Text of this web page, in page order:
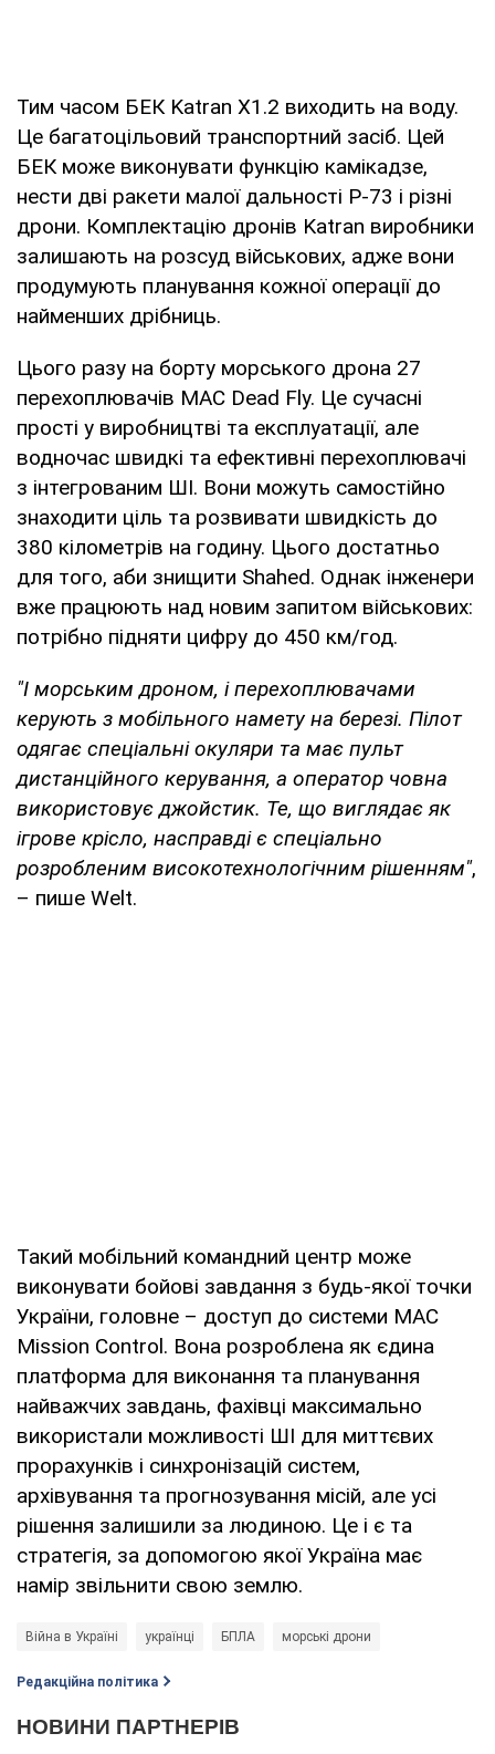
Тим часом БЕК Katran X1.2 виходить на воду.
Це багатоцільовий транспортний засіб. Цей
БЕК може виконувати функцію камікадзе,
нести дві ракети малої дальності Р-73 і різні
дрони. Комплектацію дронів Katran виробники
залишають на розсуд військових, адже вони
продумують планування кожної операції до
найменших дрібниць.
Цього разу на борту морського дрона 27
перехоплювачів MAC Dead Fly. Це сучасні
прості у виробництві та експлуатації, але
водночас швидкі та ефективні перехоплювачі
з інтегрованим ШІ. Вони можуть самостійно
знаходити ціль та розвивати швидкість до
380 кілометрів на годину. Цього достатньо
для того, аби знищити Shahed. Однак інженери
вже працюють над новим запитом військових:
потрібно підняти цифру до 450 км/год.
"І морським дроном, і перехоплювачами
керують з мобільного намету на березі. Пілот
одягає спеціальні окуляри та має пульт
дистанційного керування, а оператор човна
використовує джойстик. Те, що виглядає як
ігрове крісло, насправді є спеціально
розробленим високотехнологічним рішенням",
– пише Welt.
Такий мобільний командний центр може
виконувати бойові завдання з будь-якої точки
України, головне – доступ до системи MAC
Mission Control. Вона розроблена як єдина
платформа для виконання та планування
найважчих завдань, фахівці максимально
використали можливості ШІ для миттєвих
прорахунків і синхронізацій систем,
архівування та прогнозування місій, але усі
рішення залишили за людиною. Це і є та
стратегія, за допомогою якої Україна має
намір звільнити свою землю.
Війна в Україні українці БПЛА морські дрони
Редакційна політика